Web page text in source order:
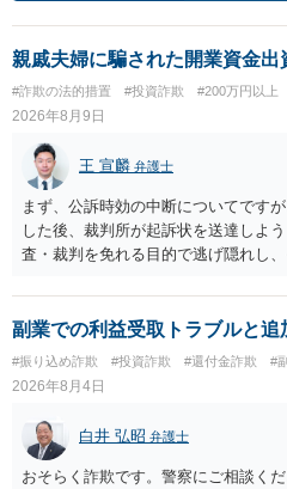
親戚夫婦に騙された開業資金出
#詐欺の法的措置 #投資詐欺 #200万円以上
2026年8月9日
王 宣麟 弁護士
まず、公訴時効の中断についてです
した後、裁判所が起訴状を送達しよ
査・裁判を免れる目的で逃げ隠れし
この規定によって時効が停止するわ
は、刑事事件化するという部分では
られます。 他方で、相手方の住所等
事事件として、損害賠償請求や貸金
て返金を求める方法も考えられます
否かにより結論が分かれます。
副業での利益受取トラブルと追
#振り込め詐欺 #投資詐欺 #還付金詐欺 #
2026年8月4日
白井 弘昭 弁護士
おそらく詐欺です。警察にご相談く